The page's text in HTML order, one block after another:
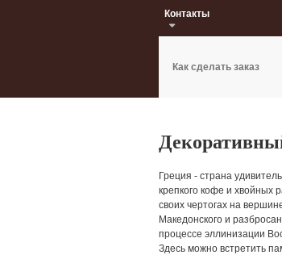
Контакты
Как сделать заказ
Греция - страна
крепкого кофе и хвойных
своих чертогах на
Македонского и
процессе эллинизации
Здесь можно встретить